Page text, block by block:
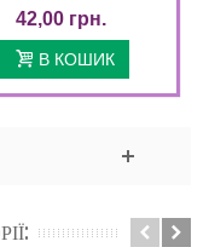
42,00 грн.
В КОШИК